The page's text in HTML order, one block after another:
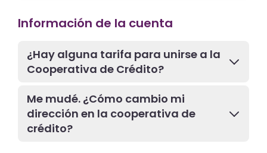
Información de la cuenta
¿Hay alguna tarifa para unirse a la
Cooperativa de Crédito?
Me mudé. ¿Cómo cambio mi
dirección en la cooperativa de
crédito?